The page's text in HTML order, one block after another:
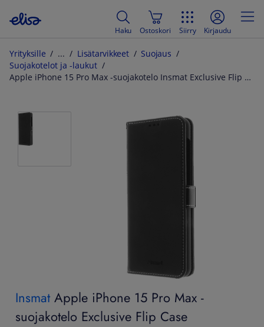
Haku Ostoskori Siirry Kirjaudu
Yrityksille Lisätarvikkeet
Suojaus
Suojakotelot ja -laukut
Apple iPhone 15 Pro Max -suojakotelo Insmat Exclusive Flip Case
Insmat Apple iPhone 15 Pro Max -
suojakotelo Exclusive Flip Case